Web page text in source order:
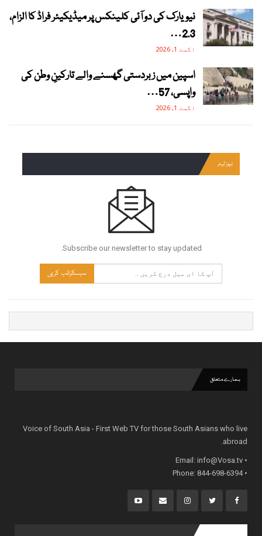
نیویارک کی دو آئی کلینکس پر میڈیکیئر فراڈ کا الزام،
2.3…
اگست 1, 2026
اسپین میں زبردستی گھسنے والے تارکینِ وطن کی
واپسی، 57…
اگست 1, 2026
نیوز لیٹر
Subscribe our newsletter to stay updated.
سبسکرائب کریں
ہمارے متعلق
Voice of South Asia - First Web TV for those South Asians who live
abroad.
• Email:
info@Vosa.tv
• Phone: 844-698-6394